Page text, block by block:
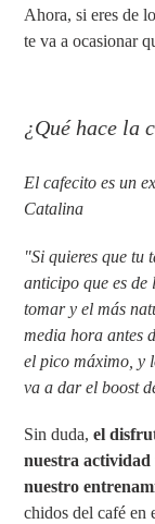
Ahora, si eres de
te va a ocasionar
¿Qué hace la
El cafecito es un
Catalina
"Si quieres que tu
anticipo que es de
tomar y el más
media hora antes
el pico máximo, y
va a dar el boost
Sin duda, el
nuestra
nuestro
chidos del café en